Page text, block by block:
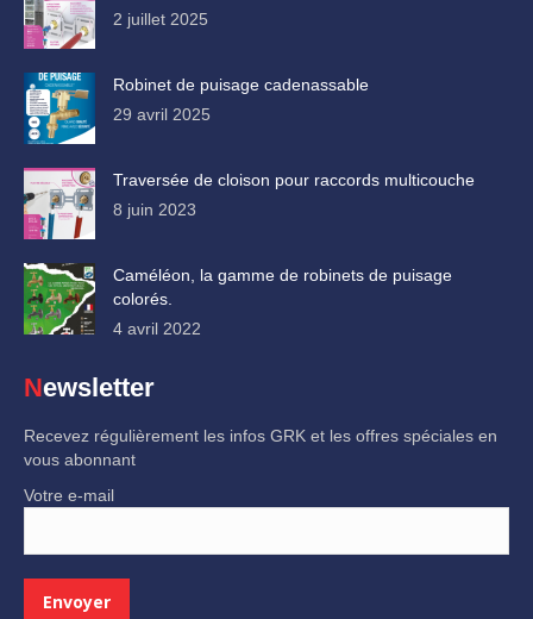
2 juillet 2025
Robinet de puisage cadenassable
29 avril 2025
Traversée de cloison pour raccords multicouche
8 juin 2023
Caméléon, la gamme de robinets de puisage
colorés.
4 avril 2022
Newsletter
Recevez régulièrement les infos GRK et les offres spéciales en
vous abonnant
Votre e-mail